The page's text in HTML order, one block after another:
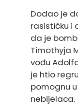
Dodao je
rasističku i
da je
Timothyja
vođu
je htio
pomognu
nebijelaca.